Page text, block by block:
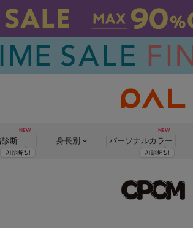
診断 身長別 パーソナルカラー